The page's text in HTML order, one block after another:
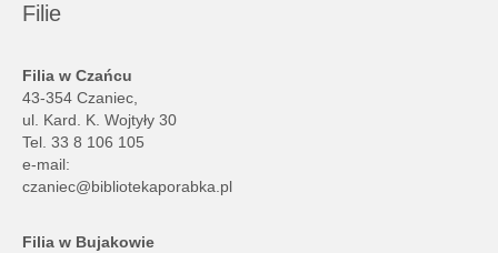
Filie
Filia w Czańcu
43-354 Czaniec,
ul. Kard. K. Wojtyły 30
Tel. 33 8 106 105
e-mail:
czaniec@bibliotekaporabka.pl
Filia w Bujakowie